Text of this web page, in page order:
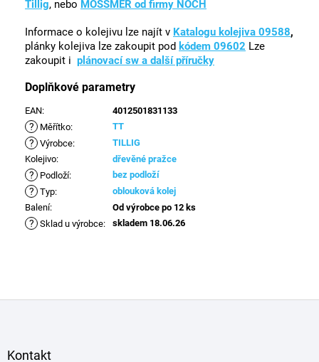
Tillig, nebo MOSSMER od firmy NOCH
Informace o kolejivu lze najít v Katalogu kolejiva 09588,
plánky kolejiva lze zakoupit pod kódem 09602 Lze
zakoupit i plánovací sw a další příručky
Doplňkové parametry
EAN: 4012501831133
? Měřítko: TT
? Výrobce:
TILLIG
Kolejivo: dřevěné pražce
? Podloží: bez podloží
? Typ:
oblouková kolej
Balení: Od výrobce po 12 ks
? Sklad u výrobce: skladem 18.06.26
Kontakt